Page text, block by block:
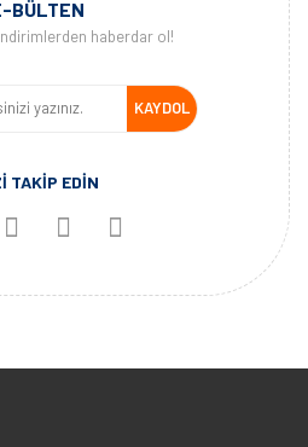
BÜLTEN
haberdar ol!
KAYDOL
TAKİP EDİN